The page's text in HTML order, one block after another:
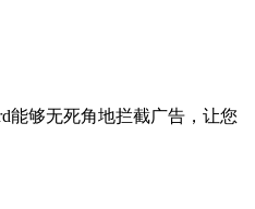
能够无死角地拦截广告，让您